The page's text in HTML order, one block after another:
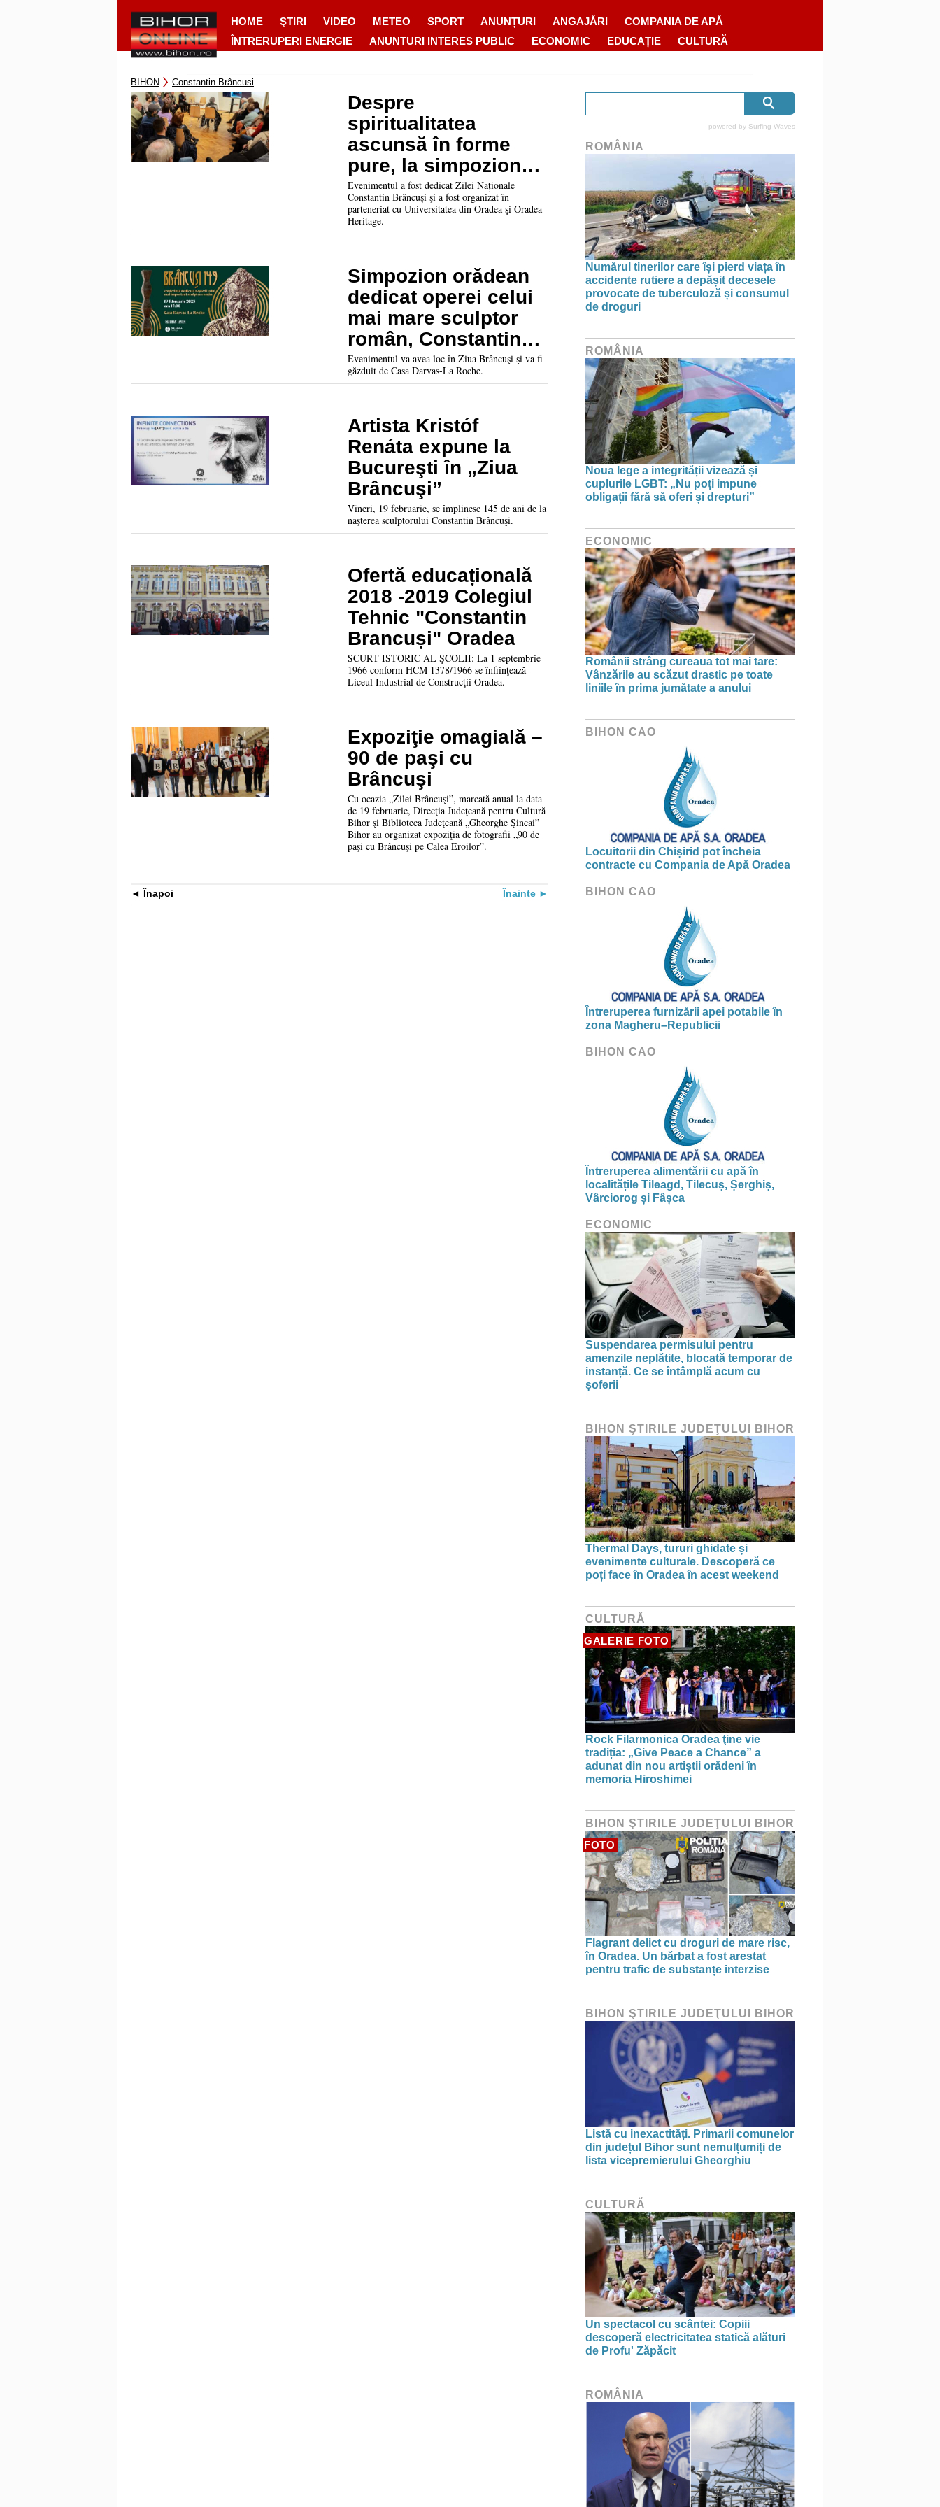
HOME ŞTIRI VIDEO METEO SPORT ANUNȚURI ANGAJĂRI
COMPANIA DE APĂ
ÎNTRERUPERI ENERGIE
ANUNTURI INTERES PUBLIC ECONOMIC EDUCAȚIE CULTURĂ
BIHON Constantin Brâncusi
Despre
spiritualitatea
ascunsă în forme
pure, la simpozionul
Brâncuşi 149, de la
Casa Darvas – La
Roche
Evenimentul a fost dedicat Zilei Naționale
Constantin Brâncuși şi a fost organizat în
parteneriat cu Universitatea din Oradea şi Oradea
Heritage.
Simpozion orădean
dedicat operei celui
mai mare sculptor
român, Constantin
Brâncuși
Evenimentul va avea loc în Ziua Brâncuşi şi va fi
găzduit de Casa Darvas-La Roche.
Artista Kristóf
Renáta expune la
Bucureşti în „Ziua
Brâncuşi”
Vineri, 19 februarie, se împlinesc 145 de ani de la
naşterea sculptorului Constantin Brâncuşi.
Ofertă educațională
2018 -2019 Colegiul
Tehnic "Constantin
Brancuși" Oradea
SCURT ISTORIC AL ŞCOLII: La 1 septembrie
1966 conform HCM 1378/1966 se înfiinţează
Liceul Industrial de Construcţii Oradea.
Expoziţie omagială –
90 de paşi cu
Brâncuşi
Cu ocazia „Zilei Brâncuşi”, marcată anual la data
de 19 februarie, Direcţia Judeţeană pentru Cultură
Bihor şi Biblioteca Judeţeană „Gheorghe Şincai”
Bihor au organizat expoziţia de fotografii „90 de
paşi cu Brâncuşi pe Calea Eroilor”.
Înapoi Înainte
powered by Surfing Waves
ROMÂNIA
Numărul tinerilor care își pierd viața în
accidente rutiere a depășit decesele
provocate de tuberculoză și consumul
de droguri
ROMÂNIA
Noua lege a integrității vizează și
cuplurile LGBT: „Nu poți impune
obligații fără să oferi și drepturi”
ECONOMIC
Românii strâng cureaua tot mai tare:
Vânzările au scăzut drastic pe toate
liniile în prima jumătate a anului
BIHON CAO
Locuitorii din Chișirid pot încheia
contracte cu Compania de Apă Oradea
BIHON CAO
Întreruperea furnizării apei potabile în
zona Magheru–Republicii
BIHON CAO
Întreruperea alimentării cu apă în
localitățile Tileagd, Tilecuș, Șerghiș,
Vârciorog și Fâșca
ECONOMIC
Suspendarea permisului pentru
amenzile neplătite, blocată temporar de
instanță. Ce se întâmplă acum cu
șoferii
BIHON ŞTIRILE JUDEŢULUI BIHOR
Thermal Days, tururi ghidate și
evenimente culturale. Descoperă ce
poți face în Oradea în acest weekend
CULTURĂ
GALERIE FOTO
Rock Filarmonica Oradea ţine vie
tradiția: „Give Peace a Chance” a
adunat din nou artiștii orădeni în
memoria Hiroshimei
BIHON ŞTIRILE JUDEŢULUI BIHOR
FOTO
Flagrant delict cu droguri de mare risc,
în Oradea. Un bărbat a fost arestat
pentru trafic de substanțe interzise
BIHON ŞTIRILE JUDEŢULUI BIHOR
Listă cu inexactități. Primarii comunelor
din județul Bihor sunt nemulțumiți de
lista vicepremierului Gheorghiu
CULTURĂ
Un spectacol cu scântei: Copiii
descoperă electricitatea statică alături
de Profu' Zăpăcit
ROMÂNIA